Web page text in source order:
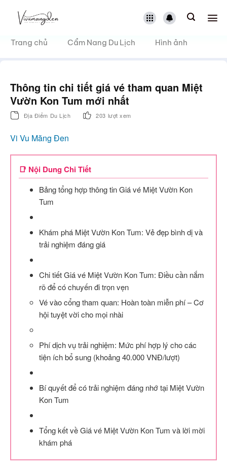
dungTrang chủ Cẩm Nang Du Lịch Hình ảnh
Thông tin chi tiết giá vé tham quan Miệt
Vườn Kon Tum mới nhất
Địa Điểm Du Lịch 203 lượt xem
Vi Vu Măng Đen
📑 Nội Dung Chi Tiết
Bảng tổng hợp thông tin Giá vé Miệt Vườn Kon
Tum
Khám phá Miệt Vườn Kon Tum: Vẻ đẹp bình dị và
trải nghiệm đáng giá
Chi tiết Giá vé Miệt Vườn Kon Tum: Điều cần nắm
rõ để có chuyến đi trọn vẹn
Vé vào cổng tham quan: Hoàn toàn miễn phí – Cơ
hội tuyệt vời cho mọi nhài
Phí dịch vụ trải nghiệm: Mức phí hợp lý cho các
tiện ích bổ sung (khoảng 40.000 VNĐ/lượt)
Bí quyết để có trải nghiệm đáng nhớ tại Miệt Vườn
Kon Tum
Tổng kết về Giá vé Miệt Vườn Kon Tum và lời mời
khám phá